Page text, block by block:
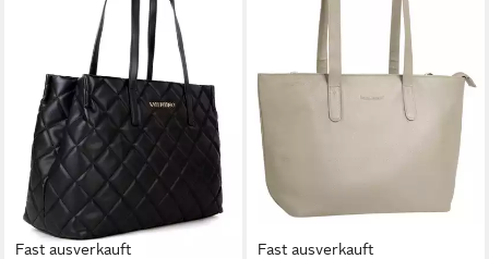
Fast ausverkauft Fast ausverkauft